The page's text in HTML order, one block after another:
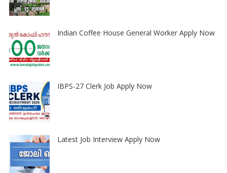
Indian Coffee House General Worker Apply Now
IBPS-27 Clerk Job Apply Now
Latest Job Interview Apply Now